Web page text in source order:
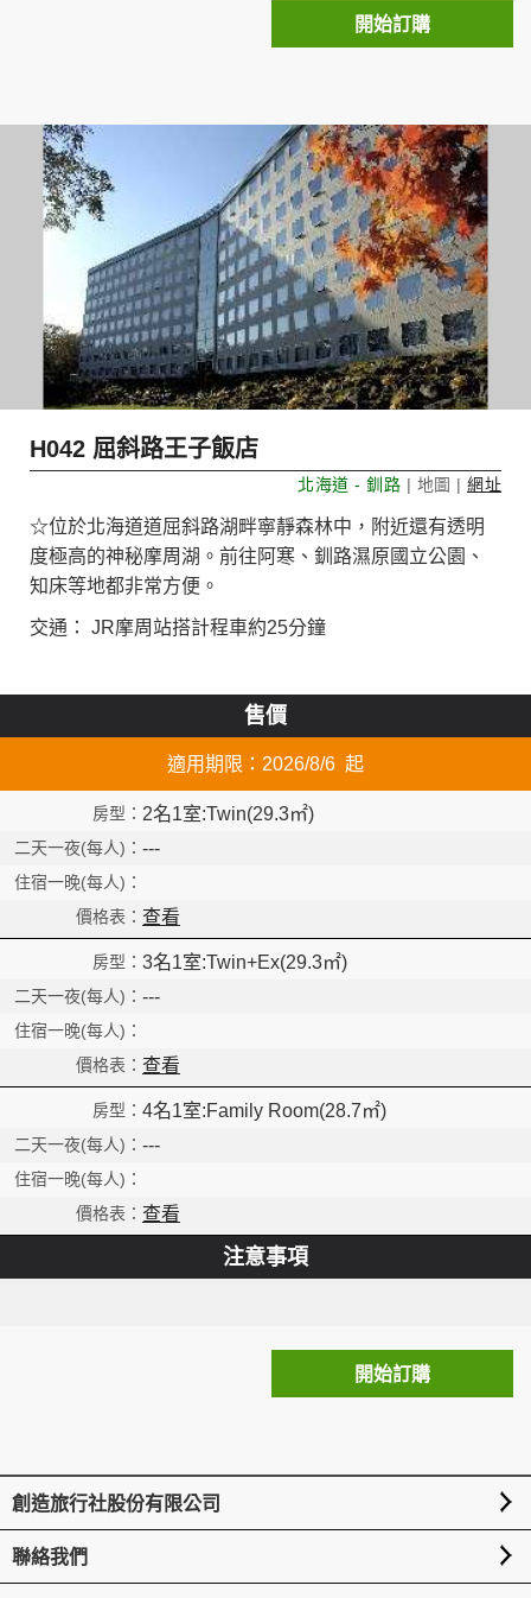
開始訂購
H042 屈斜路王子飯店
北海道 - 釧路 | 地圖 | 網址
☆位於北海道道屈斜路湖畔寧靜森林中，附近還有透明
度極高的神秘摩周湖。前往阿寒、釧路濕原國立公園、
知床等地都非常方便。
交通： JR摩周站搭計程車約25分鐘
售價
適用期限：2026/8/6 起
2名1室:Twin(29.3㎡)
---
查看
3名1室:Twin+Ex(29.3㎡)
---
查看
4名1室:Family Room(28.7㎡)
---
查看
注意事項
開始訂購
創造旅行社股份有限公司
聯絡我們